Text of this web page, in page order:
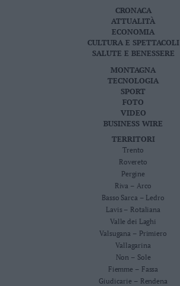
CRONACA
ATTUALITÀ
ECONOMIA
CULTURA E SPETTACOLI
SALUTE E BENESSERE
MONTAGNA
TECNOLOGIA
SPORT
FOTO
VIDEO
BUSINESS WIRE
TERRITORI
Trento
Rovereto
Pergine
Riva – Arco
Basso Sarca – Ledro
Lavis – Rotaliana
Valle dei Laghi
Valsugana – Primiero
Vallagarina
Non – Sole
Fiemme – Fassa
Giudicarie – Rendena